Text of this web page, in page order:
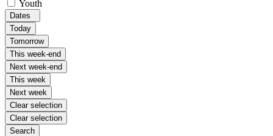
Youth
Dates
Today
Tomorrow
This week-end
Next week-end
This week
Next week
Clear selection
Clear selection
Search